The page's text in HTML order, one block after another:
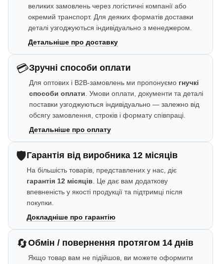
великих замовлень через логістичні компанії або
окремий транспорт. Для деяких форматів доставки
деталі узгоджуються індивідуально з менеджером.
Детальніше про доставку
💳Зручні способи оплати
Для оптових і B2B-замовлень ми пропонуємо гнучкі
способи оплати . Умови оплати, документи та деталі
поставки узгоджуються індивідуально — залежно від
обсягу замовлення, строків і формату співпраці.
Детальніше про оплату
🛡️Гарантія від виробника 12 місяців
На більшість товарів, представлених у нас, діє
гарантія 12 місяців . Це дає вам додаткову
впевненість у якості продукції та підтримці після
покупки.
Докладніше про гарантію
🔄Обмін / повернення протягом 14 днів
Якщо товар вам не підійшов, ви можете оформити